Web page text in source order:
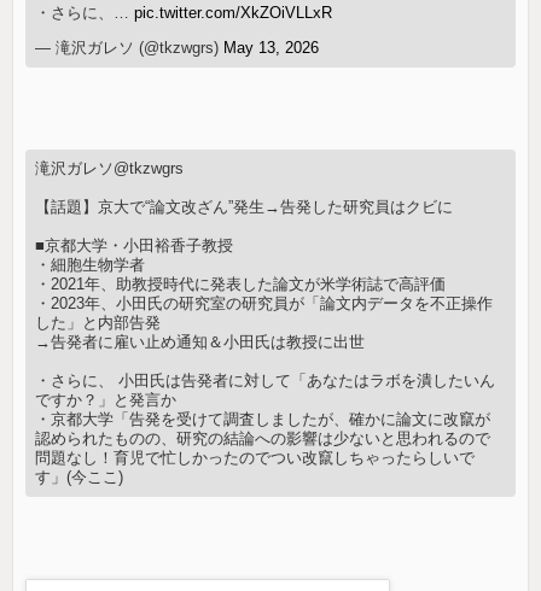
・さらに、…pic.twitter.com/XkZOiVLLxR
— 滝沢ガレソ (@tkzwgrs) May 13, 2026
滝沢ガレソ@tkzwgrs
【話題】京大で“論文改ざん”発生→告発した研究員はクビに
■京都大学・小田裕香子教授
・細胞生物学者
・2021年、助教授時代に発表した論文が米学術誌で高評価
・2023年、小田氏の研究室の研究員が「論文内データを不正操作
した」と内部告発
→告発者に雇い止め通知＆小田氏は教授に出世
・さらに、 小田氏は告発者に対して「あなたはラボを潰したいん
ですか？」と発言か
・京都大学「告発を受けて調査しましたが、確かに論文に改竄が
認められたものの、研究の結論への影響は少ないと思われるので
問題なし！育児で忙しかったのでつい改竄しちゃったらしいで
す」(今ここ)